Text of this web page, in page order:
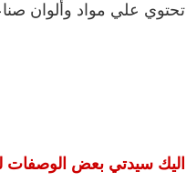
تحتوي علي مواد وألوان
اليك سيدتي بعض الوصفات